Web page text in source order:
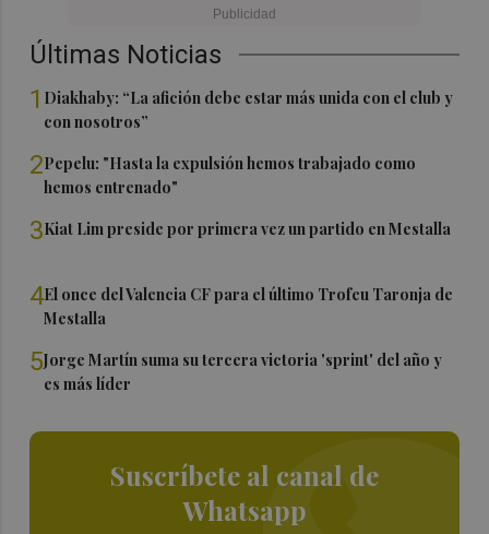
Últimas Noticias
1 Diakhaby: “La afición debe estar más unida con el club y
con nosotros”
2Pepelu: "Hasta la expulsión hemos trabajado como
hemos entrenado"
3Kiat Lim preside por primera vez un partido en Mestalla
4El once del Valencia CF para el último Trofeu Taronja de
Mestalla
5Jorge Martín suma su tercera victoria 'sprint' del año y
es más líder
Suscríbete al canal de
Whatsapp